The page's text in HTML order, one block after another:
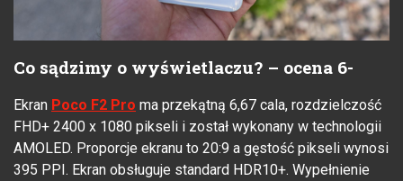
Co sądzimy o wyświetlaczu? – ocena 6-
Ekran Poco F2 Pro ma przekątną 6,67 cala, rozdzielczość
FHD+ 2400 x 1080 pikseli i został wykonany w technologii
AMOLED. Proporcje ekranu to 20:9 a gęstość pikseli wynosi
395 PPI. Ekran obsługuje standard HDR10+. Wypełnienie